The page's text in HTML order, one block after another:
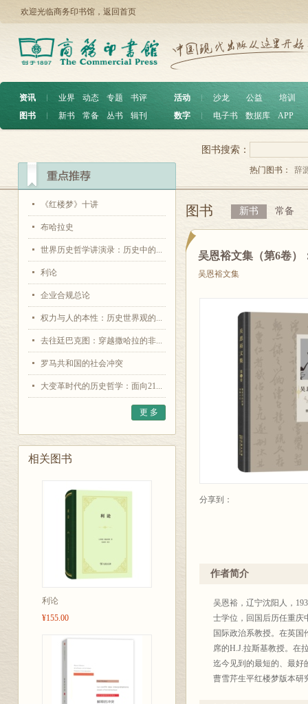
欢迎光临商务印书馆， 返回首页
资讯 ︱ 业界 动态 专题
书评
图书
︱ 新书 常备 丛书 辑刊
活动 沙龙 公益
培训
数字
电子书 数据库 APP
《红楼梦》十讲
布哈拉史
世界历史哲学讲演录：历史中的...
利论
企业合规总论
权力与人的本性：历史世界观的...
去往廷巴克图：穿越撒哈拉的非...
罗马共和国的社会冲突
大变革时代的历史哲学：面向21...
更 多
相关图书
利论
¥155.00
图书搜索：
热门图书： 辞
图书 新书 常备
吴恩裕文集（第6卷
吴恩裕文集
分享到：
作者简介
吴恩裕，辽宁沈阳人，
士学位，回国后历任重庆
国际政治系教授。在英国
席的H.J.拉斯基教授。在
迄今见到的最短的、最好
曹雪芹生平红楼梦版本研